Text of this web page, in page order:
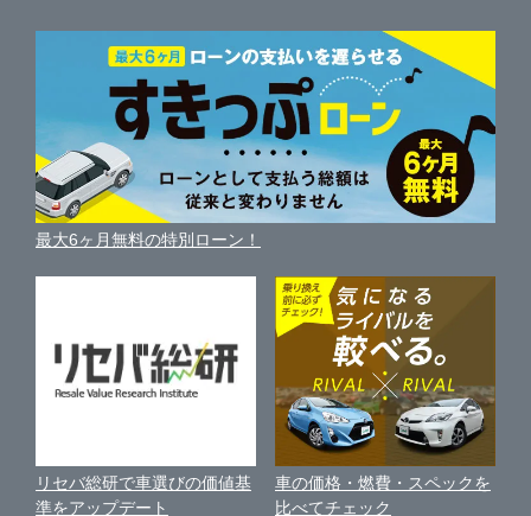
中古車人気ランキング
自動車ローンを調べる
ガリバーの自動車ローン
車買い替えの基礎知識
近くのお店で車を探す
車を売る時よくある質問
便利な査定サービス
中古車買取相場（毎月更新）
車の個人売買ガイド
新車・中古車カタログ
車の燃費を調べる
車種別クチコミ
車比較サイト
サイトマップ
サイトの使用条件
利用規約
保険代理店業務に関する基本方針
古物営業法に基づく表示
お客様の声
最大6ヶ月無料の特別ローン！
リセバ総研で車選びの価値基
準をアップデート
車の価格・燃費・スペックを
比べてチェック